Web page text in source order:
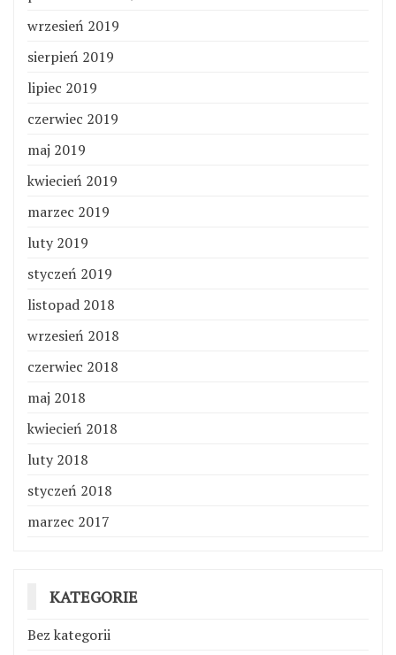
wrzesień 2019
sierpień 2019
lipiec 2019
czerwiec 2019
maj 2019
kwiecień 2019
marzec 2019
luty 2019
styczeń 2019
listopad 2018
wrzesień 2018
czerwiec 2018
maj 2018
kwiecień 2018
luty 2018
styczeń 2018
marzec 2017
KATEGORIE
Bez kategorii